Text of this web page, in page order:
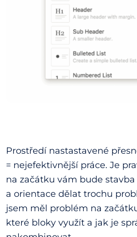
Prostředí nastastavené
= nejefektivnější práce. Je
na začátku vám bude
a orientace dělat trochu
jsem měl problém na
které bloky využít a jak je